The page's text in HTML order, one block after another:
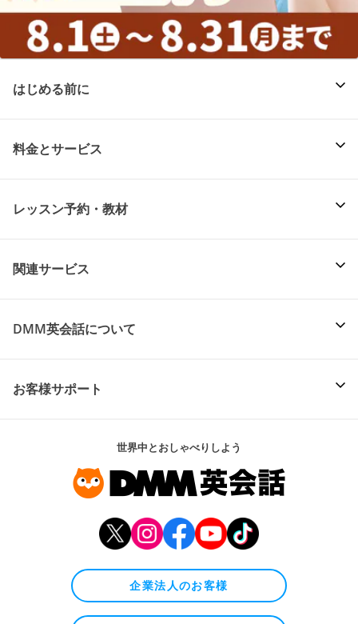
はじめる前に
料金とサービス
レッスン予約・教材
関連サービス
DMM英会話について
お客様サポート
世界中とおしゃべりしよう
企業法人のお客様